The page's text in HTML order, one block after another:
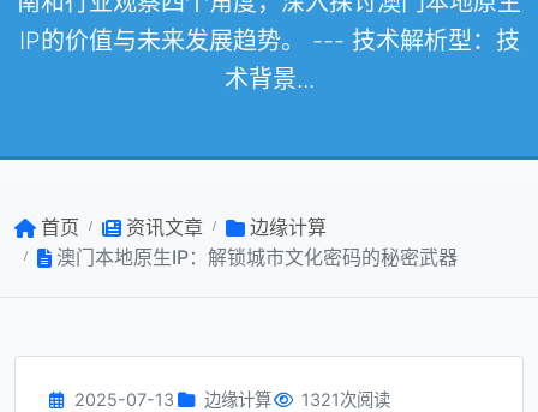
IP的价值与未来发展趋势。 --- 技术解析型：技
术背景...
首页 资讯文章
边缘计算
澳门本地原生IP：解锁城市文化密码的秘密武器
2025-07-13 边缘计算 1321次阅读